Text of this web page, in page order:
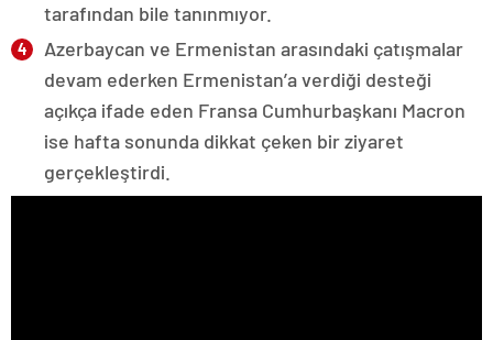
tarafından bile tanınmıyor.
Azerbaycan ve Ermenistan arasındaki çatışmalar
devam ederken Ermenistan’a verdiği desteği
açıkça ifade eden Fransa Cumhurbaşkanı Macron
ise hafta sonunda dikkat çeken bir ziyaret
gerçekleştirdi.